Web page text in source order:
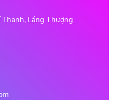
Láng Thượng